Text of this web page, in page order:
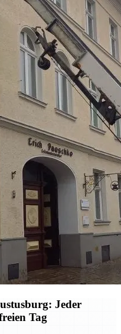
Jeder
Tag